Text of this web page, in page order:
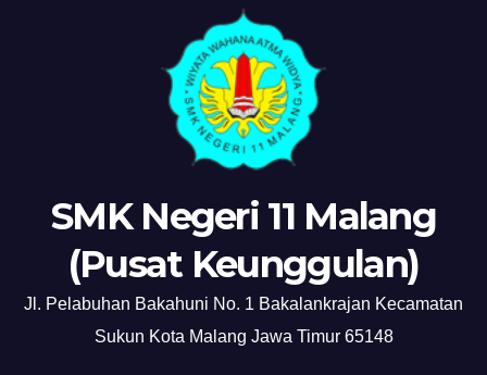
SMK Negeri 11 Malang
(Pusat Keunggulan)
Jl. Pelabuhan Bakahuni No. 1 Bakalankrajan Kecamatan
Sukun Kota Malang Jawa Timur 65148